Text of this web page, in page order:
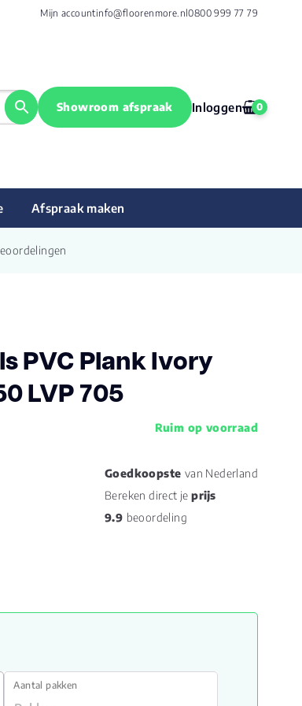
Mijn accountinfo@floorenmore.nl0800 999 77 79
Showroom afspraak Inloggen 0
Afspraak maken
PVC Plank Ivory
LVP 705
Ruim op voorraad
Goedkoopste van Nederland
Bereken direct jeprijs
9.9 beoordeling
Aantal pakken